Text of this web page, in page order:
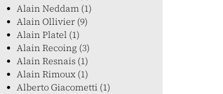
Alain Neddam (1)
Alain Ollivier (9)
Alain Platel (1)
Alain Recoing (3)
Alain Resnais (1)
Alain Rimoux (1)
Alberto Giacometti (1)